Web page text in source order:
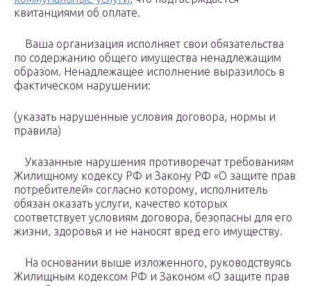
квитанциями об оплате.
Ваша организация исполняет свои обязательства
по содержанию общего имущества ненадлежащим
образом. Ненадлежащее исполнение выразилось в
фактическом нарушении:
(указать нарушенные условия договора, нормы и
правила)
Указанные нарушения противоречат требованиям
Жилищному кодексу РФ и Закону РФ «О защите прав
потребителей» согласно которому, исполнитель
обязан оказать услуги, качество которых
соответствует условиям договора, безопасны для его
жизни, здоровья и не наносят вред его имуществу.
На основании выше изложенного, руководствуясь
Жилищным кодексом РФ и Законом «О защите прав